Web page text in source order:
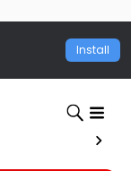
Install